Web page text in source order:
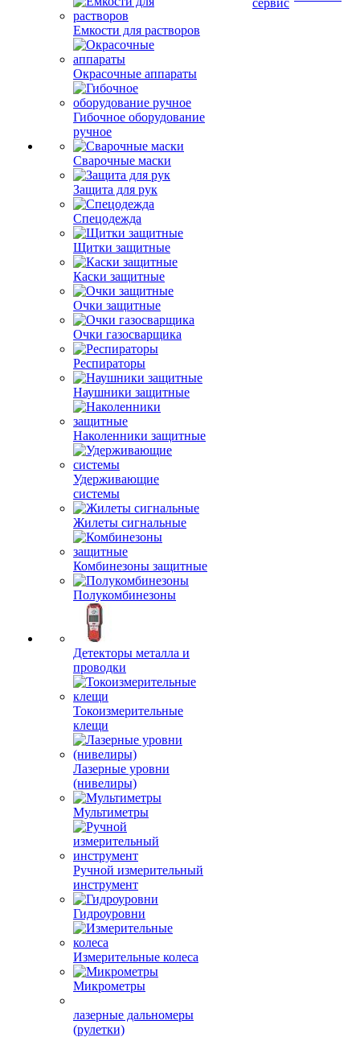
Емкости для растворов
Окрасочные аппараты
Гибочное оборудование
ручное
Сварочные маски
Защита для рук
Спецодежда
Щитки защитные
Каски защитные
Очки защитные
Очки газосварщика
Респираторы
Наушники защитные
Наколенники защитные
Удерживающие
системы
Жилеты сигнальные
Комбинезоны защитные
Полукомбинезоны
Детекторы металла и
проводки
Токоизмерительные
клещи
Лазерные уровни
(нивелиры)
Мультиметры
Ручной измерительный
инструмент
Гидроуровни
Измерительные колеса
Микрометры
лазерные дальномеры